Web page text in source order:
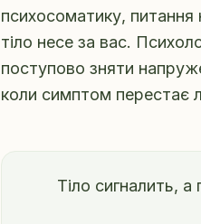
психосоматику, питання
тіло несе за вас.
поступово зняти
коли симптом перестає
Тіло сигналить,